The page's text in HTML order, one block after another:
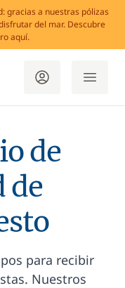
gracias a nuestras pólizas
del mar. Descubre
aquí.
de
de
para recibir
Nuestros